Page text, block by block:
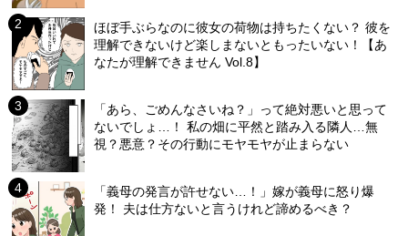
ほぼ手ぶらなのに彼女の荷物は持ちたくない？ 彼を
理解できないけど楽しまないともったいない！【あ
なたが理解できません Vol.8】
「あら、ごめんなさいね？」って絶対悪いと思って
ないでしょ…！ 私の畑に平然と踏み入る隣人…無
視？悪意？その行動にモヤモヤが止まらない
「義母の発言が許せない…！」嫁が義母に怒り爆
発！ 夫は仕方ないと言うけれど諦めるべき？